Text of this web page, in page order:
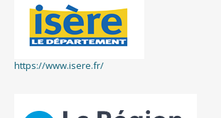
https://www.isere.fr/